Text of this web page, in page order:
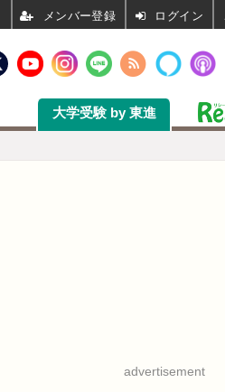
大学受験 by 東進
advertisement
ログイン